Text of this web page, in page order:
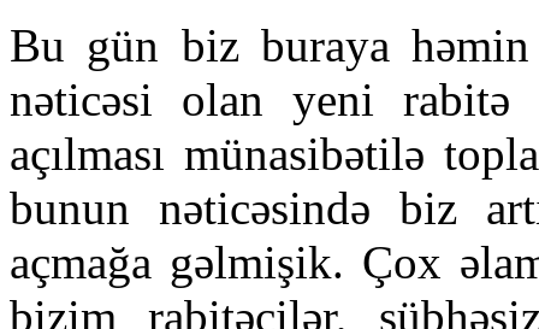
Bu gün biz buraya həmin
nəticəsi olan yeni rabitə
açılması münasibətilə
bunun nəticəsində biz
açmağa gəlmişik. Çox
bizim rabitəçilər,